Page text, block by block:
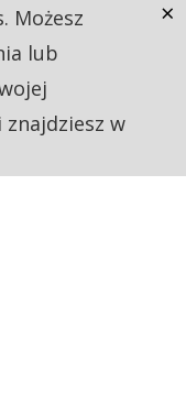
Możesz
lub
w
×